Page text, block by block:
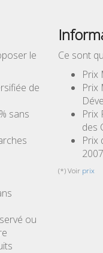
le
de
sans
ou
Ce sont
Prix
Prix
Prix
des
Prix
2007
(*) Voir prix